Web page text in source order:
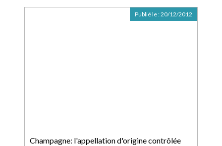
Champagne: l'appellation d'origine contrôlée
Publié le :20/12/2012